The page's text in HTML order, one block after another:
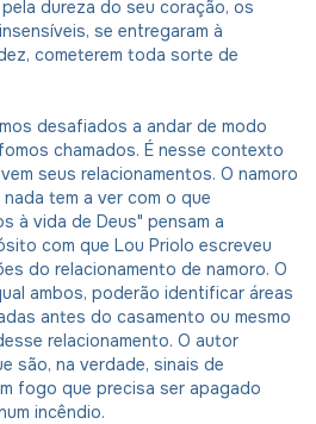
dureza do seu coração, os
se entregaram à
cometerem toda sorte de
desafiados a andar de modo
chamados. É nesse contexto
seus relacionamentos. O namoro
tem a ver com o que
à vida de Deus" pensam a
com que Lou Priolo escreveu
do relacionamento de namoro. O
ambos, poderão identificar áreas
antes do casamento ou mesmo
relacionamento. O autor
são, na verdade, sinais de
fogo que precisa ser apagado
incêndio.